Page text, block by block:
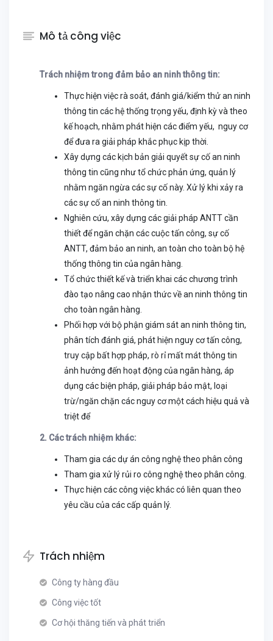
Mô tả công việc
Trách nhiệm trong đảm bảo an ninh thông tin:
Thực hiện việc rà soát, đánh giá/kiểm thử an ninh
thông tin các hệ thống trọng yếu, định kỳ và theo
kế hoạch, nhằm phát hiện các điểm yếu, nguy cơ
để đưa ra giải pháp khắc phục kịp thời.
Xây dựng các kịch bản giải quyết sự cố an ninh
thông tin cũng như tổ chức phản ứng, quản lý
nhằm ngăn ngừa các sự cố này. Xử lý khi xảy ra
các sự cố an ninh thông tin.
Nghiên cứu, xây dựng các giải pháp ANTT cần
thiết để ngăn chặn các cuộc tấn công, sự cố
ANTT, đảm bảo an ninh, an toàn cho toàn bộ hệ
thống thông tin của ngân hàng.
Tổ chức thiết kế và triển khai các chương trình
đào tạo nâng cao nhận thức về an ninh thông tin
cho toàn ngân hàng.
Phối hợp với bộ phận giám sát an ninh thông tin,
phân tích đánh giá, phát hiện nguy cơ tấn công,
truy cập bất hợp pháp, rò rỉ mất mát thông tin
ảnh hưởng đến hoạt động của ngân hàng, áp
dụng các biện pháp, giải pháp bảo mật, loại
trừ/ngăn chặn các nguy cơ một cách hiệu quả và
triệt để
2. Các trách nhiệm khác:
Tham gia các dự án công nghệ theo phân công
Tham gia xử lý rủi ro công nghệ theo phân công.
Thực hiện các công việc khác có liên quan theo
yêu cầu của các cấp quản lý.
Trách nhiệm
Công ty hàng đầu
Công việc tốt
Cơ hội thăng tiến và phát triển